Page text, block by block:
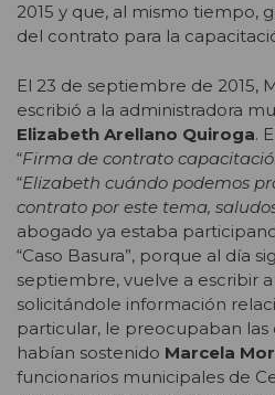
2015 y que, al mismo tiempo,
del contrato para la
El 23 de septiembre de 2015,
escribió a la administradora
Elizabeth Arellano Quiroga.
“Firma de contrato
“Elizabeth cuándo podemos
contrato por este tema,
abogado ya estaba
“Caso Basura”, porque al día
septiembre, vuelve a escribir
solicitándole información
particular, le preocupaban
habían sostenido Marcela
funcionarios municipales de